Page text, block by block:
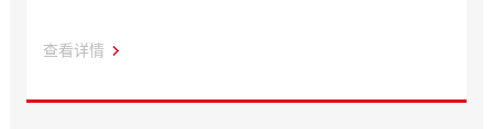
也有了部分曝光。
查看详情